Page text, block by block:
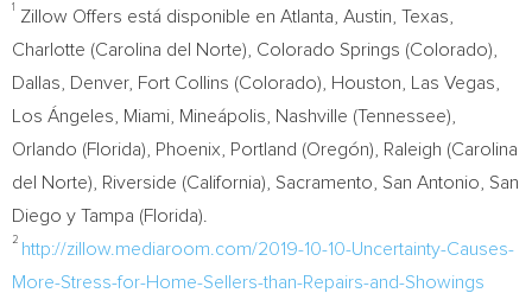
1 Zillow Offers está disponible en Atlanta Austin, Texas
Charlotte (Carolina del Norte), Colorado Springs (Colorado),
Dallas
Denver, Fort Collins (Colorado), Houston Las Vegas
Los Ángeles,
Miami , Mineápolis, Nashville (Tennessee),
Orlando (Florida)
Phoenix Portland (Oregón), Raleigh (Carolina
del Norte), Riverside (California), Sacramento San Antonio
San
Diego y Tampa (Florida).
2 http://zillow.mediaroom.com/2019-10-10-Uncertainty-Causes-
More-Stress-for-Home-Sellers-than-Repairs-and-Showings